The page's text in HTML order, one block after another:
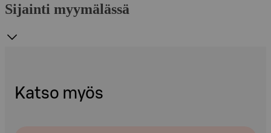
Sijainti myymälässä
Katso myös